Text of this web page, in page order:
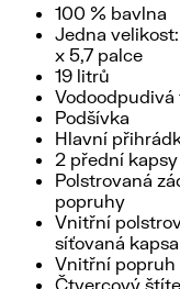
100 % bavlna
Jedna velikost:
x 5,7 palce
19 litrů
Vodoodpudivá
Podšívka
Hlavní
2 přední
Polstrovaná
popruhy
Vnitřní
síťovaná
Vnitřní popruh
Čtvercový